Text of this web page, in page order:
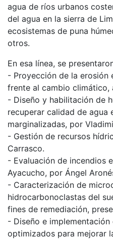
agua de ríos urbanos
del agua en la sierra de
ecosistemas de puna
otros.
En esa línea, se
- Proyección de la erosión
frente al cambio climático,
- Diseño y habilitación de
recuperar calidad de agua
marginalizadas, por
- Gestión de recursos
Carrasco.
- Evaluación de incendios
Ayacucho, por Ángel
- Caracterización de
hidrocarbonoclastas del
fines de remediación,
- Diseño e
optimizados para mejorar